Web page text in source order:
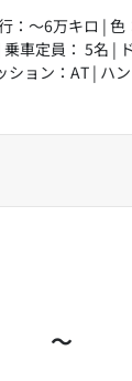
：～6万キロ | 色
車定員： 5名 |
ション：AT | ハ
～